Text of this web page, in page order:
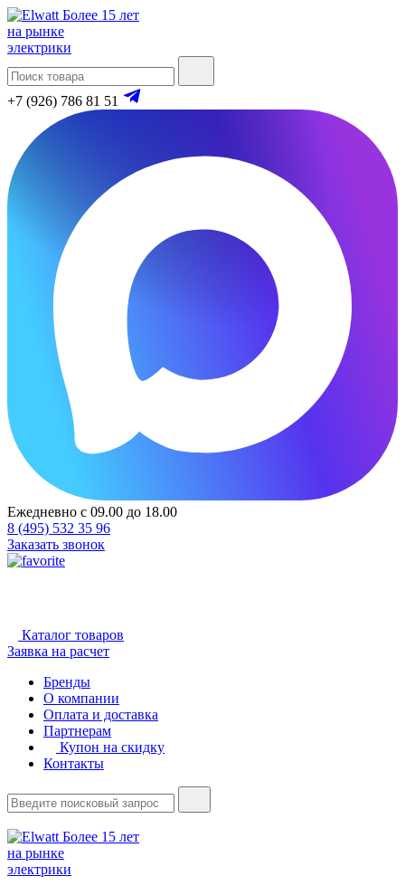
Более 15 лет
на рынке
электрики
+7 (926) 786 81 51
Ежедневно с 09.00 до 18.00
8 (495) 532 35 96
Заказать звонок
Каталог товаров
Заявка на расчет
Бренды
О компании
Оплата и доставка
Партнерам
Купон на скидку
Контакты
Более 15 лет
на рынке
электрики